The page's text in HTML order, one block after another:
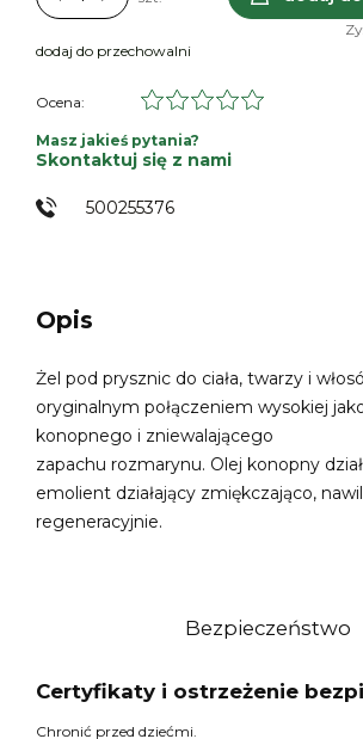
dodaj do przechowalni
Ocena:
Masz jakieś pytania?
Skontaktuj się z nami
500255376
Opis
Żel pod prysznic do ciała, twarzy i
oryginalnym połączeniem wysokiej
konopnego i zniewalającego
zapachu rozmarynu. Olej konopny
emolient działający zmiękczająco,
regeneracyjnie.
Bezpieczeństwo
Certyfikaty i ostrzeżenie
Chronić przed dziećmi.